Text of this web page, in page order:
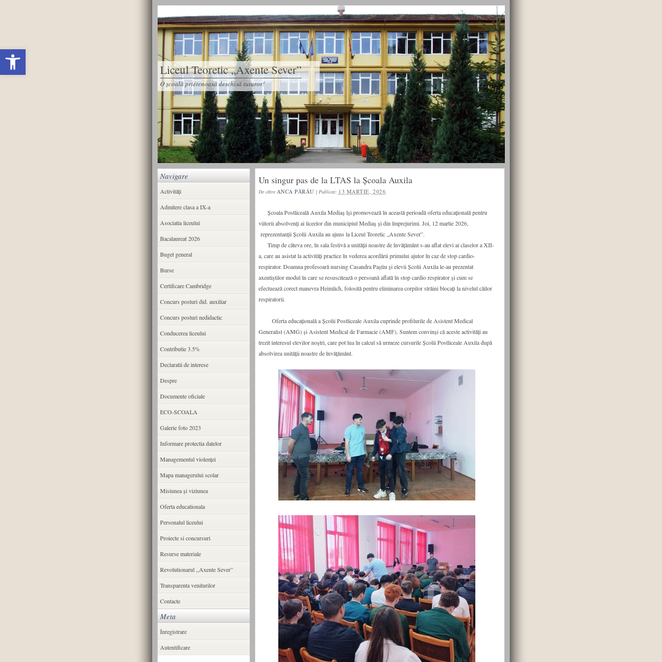
Deschide bara de unelte
Liceul Teoretic „Axente Sever”
O școală prietenoasă deschisă tuturor!
Un singur pas de la LTAS la Școala Auxila
De către ANCA PĂRĂU | Publicat: 13 MARTIE, 2026
Școala Postliceală Auxila Mediaș își promovează în această perioadă oferta educațională pentru
viitorii absolvenți ai liceelor din municipiul Mediaș și din împrejurimi. Joi, 12 martie 2026,
reprezentanții Școlii Auxila au ajuns la Liceul Teoretic „Axente Sever”.
Timp de câteva ore, în sala festivă a unității noastre de învățământ s-au aflat elevi ai claselor a XII-
a, care au asistat la activități practice în vederea acordării primului ajutor în caz de stop cardio-
respirator. Doamna profesoară nursing Casandra Paștiu și elevii Școlii Auxila le-au prezentat
axentiștilor modul în care se resuscitează o persoană aflată în stop cardio respirator și cum se
efectuează corect manevra Heimlich, folosită pentru eliminarea corpilor străini blocați la nivelul căilor
respiratorii.
Oferta educațională a Școlii Postliceale Auxila cuprinde profilurile de Asistent Medical
Generalist (AMG) și Asistent Medical de Farmacie (AMF). Suntem convinși că aceste activități au
trezit interesul elevilor noștri, care pot lua în calcul să urmeze cursurile Școlii Postliceale Auxila după
absolvirea unității noastre de învățământ.
Navigare
Activități
Admitere clasa a IX-a
Asociatia liceului
Bacalaureat 2026
Buget general
Burse
Certificare Cambridge
Concurs posturi did. auxiliar
Concurs posturi nedidactic
Conducerea liceului
Contributie 3.5%
Declaratii de interese
Despre
Documente oficiale
ECO-SCOALA
Galerie foto 2023
Informare protectia datelor
Managementul violenței
Mapa managerului scolar
Misiunea şi viziunea
Oferta educationala
Personalul liceului
Proiecte si concursuri
Resurse materiale
Revolutionarul ,,Axente Sever”
Transparenta veniturilor
Contacte
Meta
Înregistrare
Autentificare